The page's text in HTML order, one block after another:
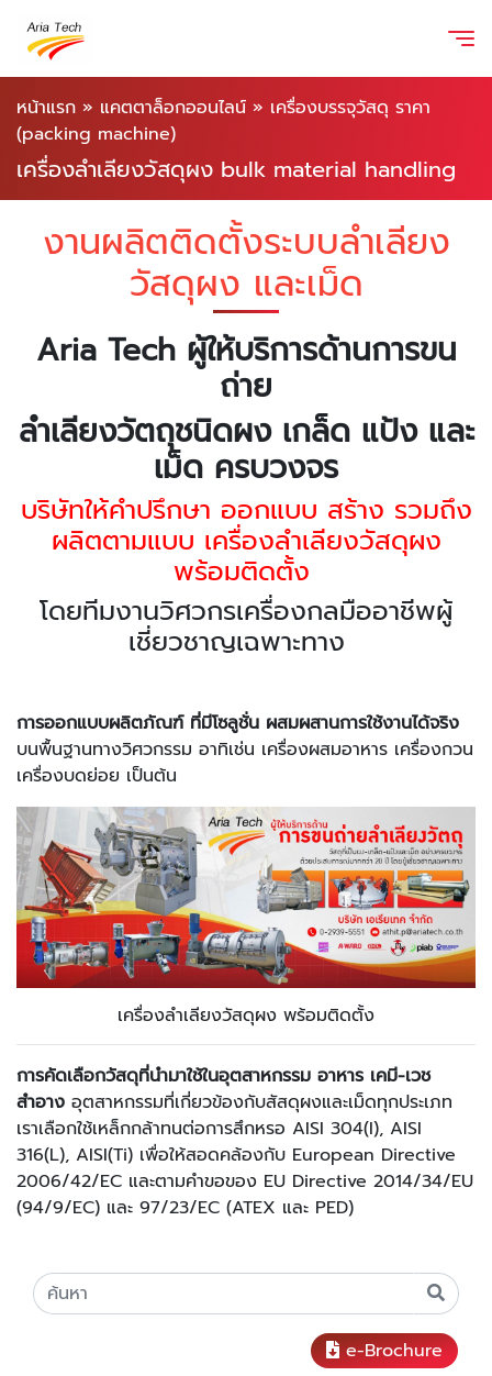
หน้าแรก » แคตตาล็อกออนไลน์ » เครื่องบรรจุวัสดุ ราคา
(packing machine)
เครื่องลำเลียงวัสดุผง bulk material handling
งานผลิตติดตั้งระบบลำเลียง
วัสดุผง และเม็ด
Aria Tech ผู้ให้บริการด้านการขน
ถ่าย
ลำเลียงวัตถุชนิดผง เกล็ด แป้ง และ
เม็ด ครบวงจร
บริษัทให้คำปรึกษา ออกแบบ สร้าง รวมถึง
ผลิตตามแบบ เครื่องลำเลียงวัสดุผง
พร้อมติดตั้ง
โดยทีมงานวิศวกรเครื่องกลมืออาชีพผู้
เชี่ยวชาญเฉพาะทาง
การออกแบบผลิตภัณฑ์ ที่มีโซลูชั่น ผสมผสานการใช้งานได้จริง
บนพื้นฐานทางวิศวกรรม อาทิเช่น เครื่องผสมอาหาร เครื่องกวน
เครื่องบดย่อย เป็นต้น
เครื่องลำเลียงวัสดุผง พร้อมติดตั้ง
การคัดเลือกวัสดุที่นำมาใช้ในอุตสาหกรรม อาหาร เคมี-เวช
สำอาง อุตสาหกรรมที่เกี่ยวข้องกับสัสดุผงและเม็ดทุกประเภท
เราเลือกใช้เหล็กกล้าทนต่อการสึกหรอ AISI 304(I), AISI
316(L), AISI(Ti) เพื่อให้สอดคล้องกับ European Directive
2006/42/EC และตามคำขอของ EU Directive 2014/34/EU
(94/9/EC) และ 97/23/EC (ATEX และ PED)
e-Brochure